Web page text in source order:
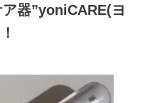
ア器”yoniCARE(ヨ